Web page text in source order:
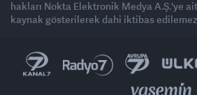
hakları Nokta Elektronik Medya A.Ş.'ye
kaynak gösterilerek dahi iktibas